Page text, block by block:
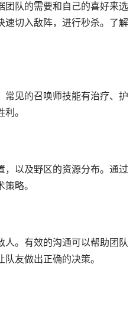
团队的需要和自己的喜好来选
速切入敌阵，进行秒杀。了解
常见的召唤师技能有治疗、护
。
，以及野区的资源分布。通过
略。
人。有效的沟通可以帮助团队
友做出正确的决策。